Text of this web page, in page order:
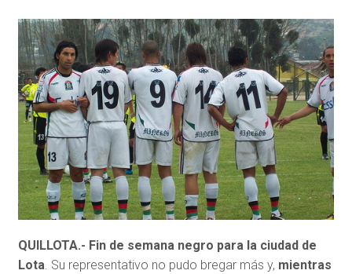
QUILLOTA.- Fin de semana negro para la ciudad de
Lota. Su representativo no pudo bregar más y, mientras